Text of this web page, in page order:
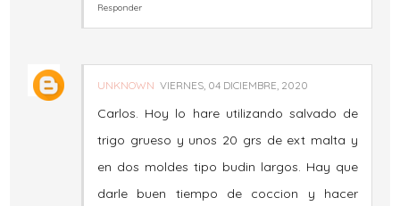
Responder
UNKNOWN VIERNES, 04 DICIEMBRE, 2020
Carlos. Hoy lo hare utilizando salvado de
trigo grueso y unos 20 grs de ext malta y
en dos moldes tipo budin largos. Hay que
darle buen tiempo de coccion y hacer